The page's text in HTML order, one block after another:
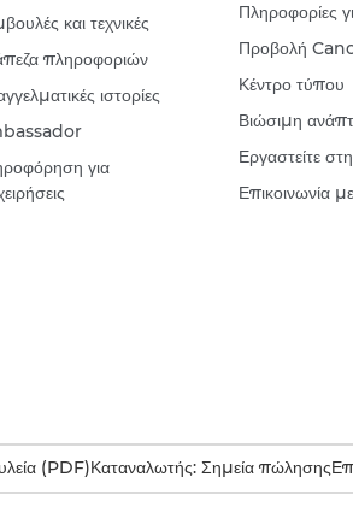
και τεχνικές
πληροφοριών
ιστορίες
για
Πληροφορίες
Προβολή
Κέντρο τύπου
Βιώσιμη
Εργαστείτε
Επικοινωνία
(PDF)Καταναλωτής: Σημεία πώλησης